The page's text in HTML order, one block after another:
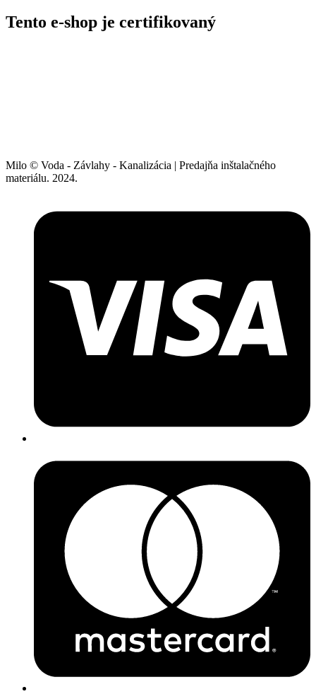
Tento e-shop je certifikovaný
Milo © Voda - Závlahy - Kanalizácia | Predajňa inštalačného
materiálu. 2024.